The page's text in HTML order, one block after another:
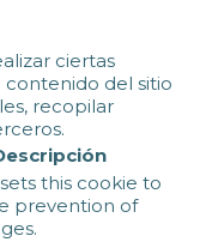
ciertas
del sitio
recopilar
this cookie to
prevention of